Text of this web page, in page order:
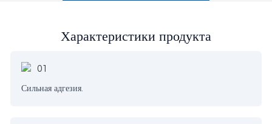
Характеристики продукта
Сильная адгезия.